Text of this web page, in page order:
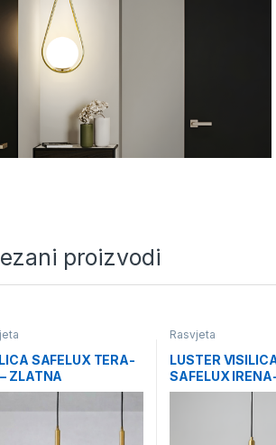
proizvodi
SAFELUX TERA-
ZLATNA
Rasvjeta
LUSTER
SAFELUX
ZLATNI- 5 KUGLI